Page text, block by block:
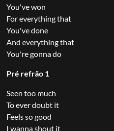
You've won
For everything that
You've done
And everything that
You're gonna do
Pré refrão 1
Seen too much
To ever doubt it
Feels so good
I wanna shout it